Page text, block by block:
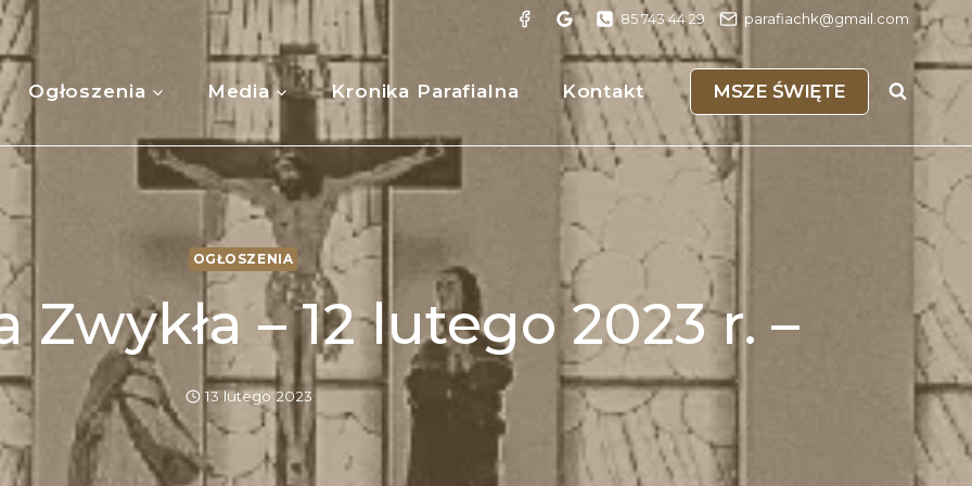
85 743 44 29 parafiachk@gmail.com
Ogłoszenia Media Kronika Parafialna Kontakt MSZE ŚWIĘTE
OGŁOSZENIA
Zwykła – 12 lutego 2023 r. –
13 lutego 2023